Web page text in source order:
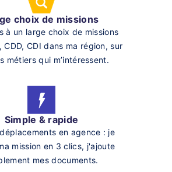
choix de missions
à un large choix de missions
CDD, CDI dans ma région, sur
métiers qui m’intéressent.
Simple & rapide
en agence : je
mission en 3 clics, j'ajoute
mes documents.